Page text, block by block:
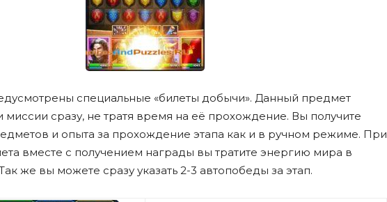
специальные «билеты добычи». Данный предмет
миссии сразу, не тратя время на её прохождение. Вы получите
и опыта за прохождение этапа как и в ручном режиме. При
вместе с получением награды вы тратите энергию мира в
же вы можете сразу указать 2-3 автопобеды за этап.